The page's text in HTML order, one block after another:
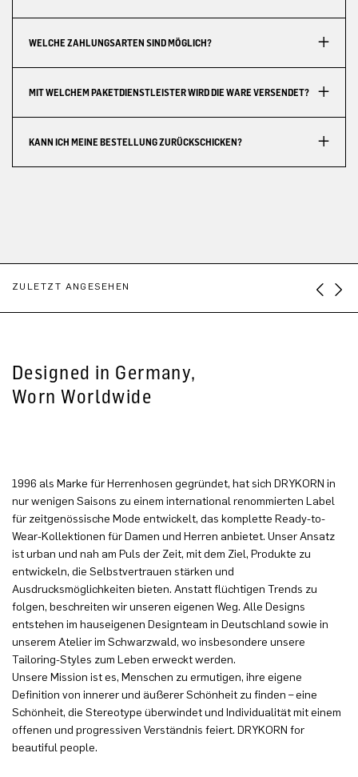
WELCHE ZAHLUNGSARTEN SIND MÖGLICH?
MIT WELCHEM PAKETDIENSTLEISTER WIRD DIE WARE VERSENDET?
KANN ICH MEINE BESTELLUNG ZURÜCKSCHICKEN?
ZULETZT ANGESEHEN
Designed in Germany,
Worn Worldwide
1996 als Marke für Herrenhosen gegründet, hat sich DRYKORN in
nur wenigen Saisons zu einem international renommierten Label
für zeitgenössische Mode entwickelt, das komplette Ready-to-
Wear-Kollektionen für Damen und Herren anbietet. Unser Ansatz
ist urban und nah am Puls der Zeit, mit dem Ziel, Produkte zu
entwickeln, die Selbstvertrauen stärken und
Ausdrucksmöglichkeiten bieten. Anstatt flüchtigen Trends zu
folgen, beschreiten wir unseren eigenen Weg. Alle Designs
entstehen im hauseigenen Designteam in Deutschland sowie in
unserem Atelier im Schwarzwald, wo insbesondere unsere
Tailoring-Styles zum Leben erweckt werden.
Unsere Mission ist es, Menschen zu ermutigen, ihre eigene
Definition von innerer und äußerer Schönheit zu finden – eine
Schönheit, die Stereotype überwindet und Individualität mit einem
offenen und progressiven Verständnis feiert. DRYKORN for
beautiful people.